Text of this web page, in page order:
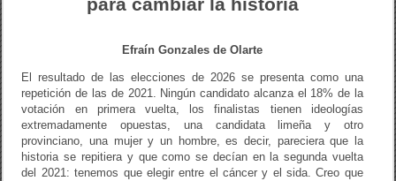
Efraín Gonzales de Olarte
El resultado de las elecciones de 2026 se presenta como una
repetición de las de 2021. Ningún candidato alcanza el 18% de la
votación en primera vuelta, los finalistas tienen ideologías
extremadamente opuestas, una candidata limeña y otro
provinciano, una mujer y un hombre, es decir, pareciera que la
historia se repitiera y que como se decían en la segunda vuelta
del 2021: tenemos que elegir entre el cáncer y el sida. Creo que